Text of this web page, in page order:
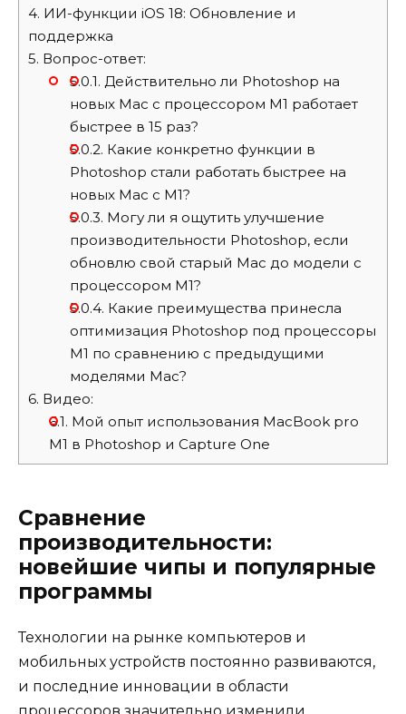
4. ИИ-функции iOS 18: Обновление и
поддержка
5. Вопрос-ответ:
5.0.1. Действительно ли Photoshop на
новых Mac с процессором M1 работает
быстрее в 15 раз?
5.0.2. Какие конкретно функции в
Photoshop стали работать быстрее на
новых Mac с M1?
5.0.3. Могу ли я ощутить улучшение
производительности Photoshop, если
обновлю свой старый Mac до модели с
процессором M1?
5.0.4. Какие преимущества принесла
оптимизация Photoshop под процессоры
M1 по сравнению с предыдущими
моделями Mac?
6. Видео:
6.1. Мой опыт использования MacBook pro
M1 в Photoshop и Capture One
Сравнение
производительности:
новейшие чипы и популярные
программы
Технологии на рынке компьютеров и
мобильных устройств постоянно развиваются,
и последние инновации в области